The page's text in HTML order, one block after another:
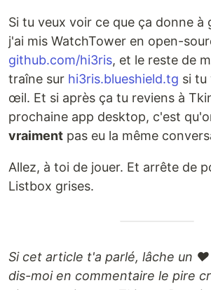
Si tu veux voir ce que ça donne à
j'ai mis WatchTower en open-
github.com/hi3ris, et le reste de
traîne sur hi3ris.blueshield.tg si tu
œil. Et si après ça tu reviens à
prochaine app desktop, c'est
vraiment pas eu la même
Allez, à toi de jouer. Et arrête de
Listbox grises.
Si cet article t'a parlé, lâche un
dis-moi en commentaire le pire